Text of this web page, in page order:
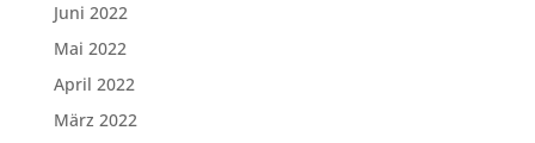
Juni 2022
Mai 2022
April 2022
März 2022